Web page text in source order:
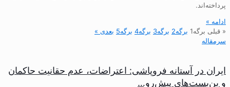
پرداخته‌اند.
ادامه »
« قبلی برگه1 برگه2 برگه3 برگه4 برگه5 بعدی »
سرمقاله
ایران در آستانه فروپاشی: اعتراضات، عدم حقانیت حاکمان
و بن‌بست‌های پیش‌رو…